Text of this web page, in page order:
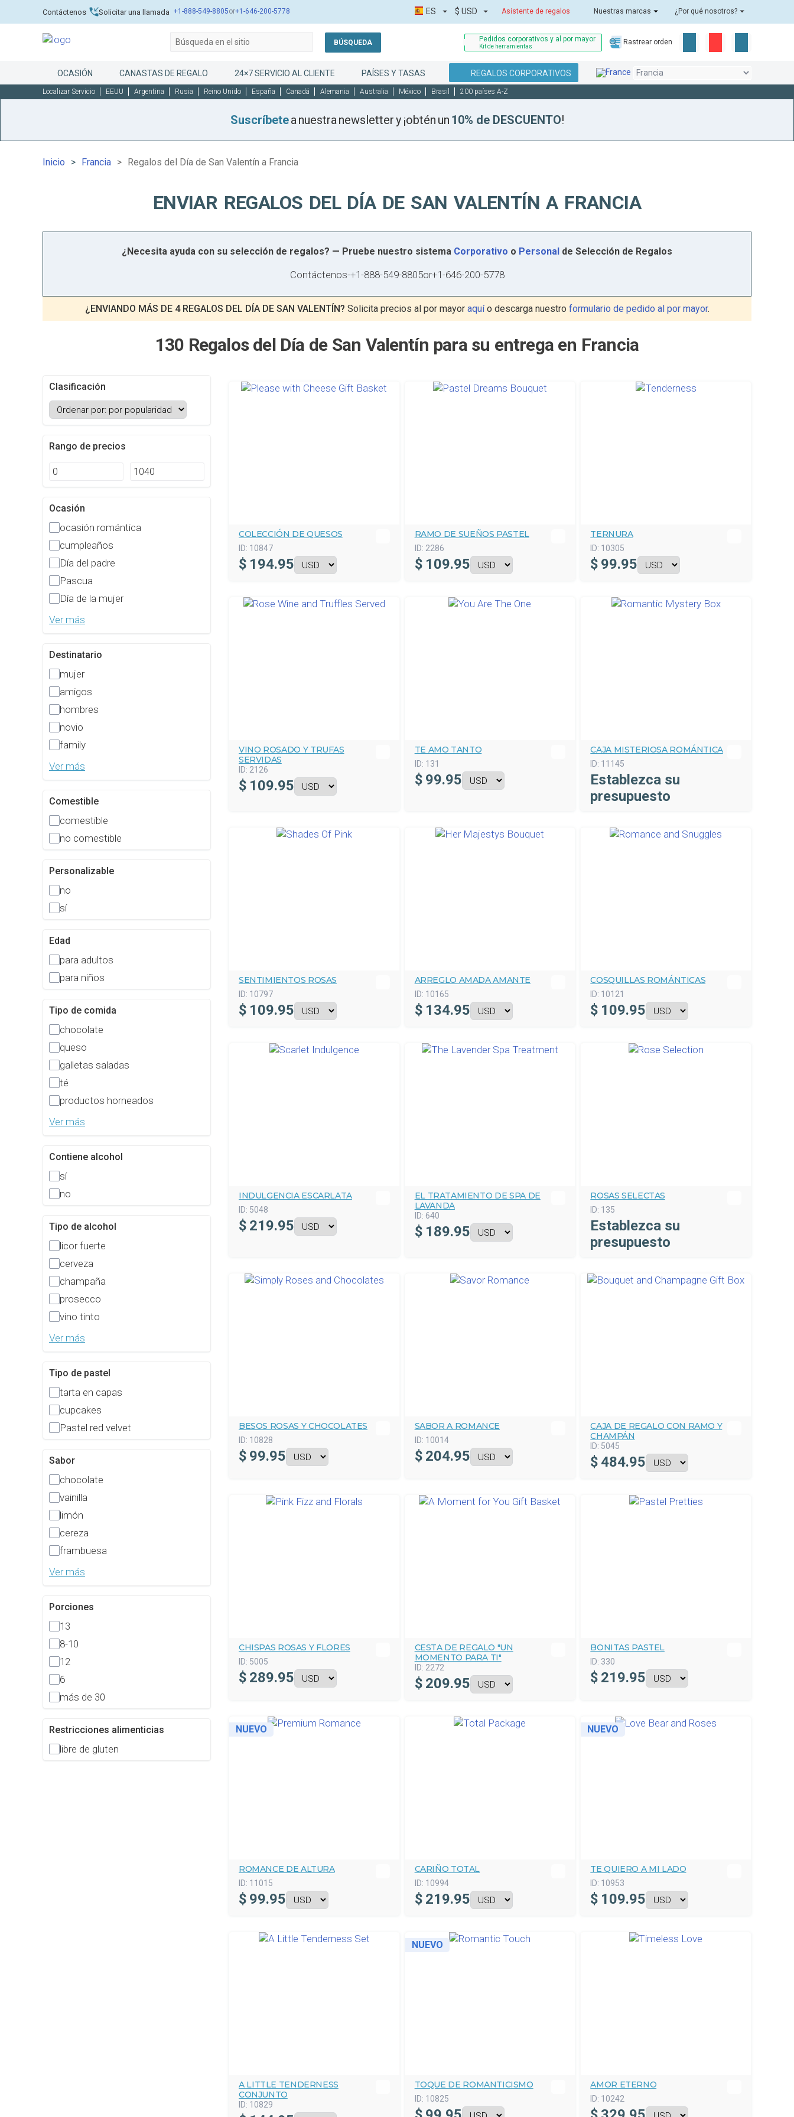
Contáctenos Solicitar una llamada +1-888-549-8805or+1-646-200-5778 Asistente de regalos Nuestras marcas ¿Por qué nosotros?
ES $ USD
BÚSQUEDA Pedidos corporativos y al por mayor
Kit de herramientas
Rastrear orden
OCASIÓN CANASTAS DE REGALO 24×7 SERVICIO AL CLIENTE PAÍSES Y TASAS REGALOS CORPORATIVOS
Localizar Servicio EEUU Argentina Rusia Reino Unido España Canadá Alemania Australia México Brasil 200 países A-Z
Suscríbetea nuestra newsletter y ¡obtén un 10% de DESCUENTO!
Inicio Francia Regalos del Día de San Valentín a Francia
ENVIAR REGALOS DEL DÍA DE SAN VALENTÍN A FRANCIA
¿Necesita ayuda con su selección de regalos? — Pruebe nuestro sistema Corporativo o Personal de Selección de Regalos
Contáctenos-+1-888-549-8805or+1-646-200-5778
¿ENVIANDO MÁS DE 4 REGALOS DEL DÍA DE SAN VALENTÍN? Solicita precios al por mayor aquío descarga nuestro formulario de pedido al por mayor.
130 Regalos del Día de San Valentín para su entrega en Francia
Clasificación
Rango de precios
Ocasión
ocasión romántica
cumpleaños
Día del padre
Pascua
Día de la mujer
Ver más
Destinatario
mujer
amigos
hombres
novio
family
Ver más
Comestible
comestible
no comestible
Personalizable
no
sí
Edad
para adultos
para niños
Tipo de comida
chocolate
queso
galletas saladas
té
productos horneados
Ver más
Contiene alcohol
sí
no
Tipo de alcohol
licor fuerte
cerveza
champaña
prosecco
vino tinto
Ver más
Tipo de pastel
tarta en capas
cupcakes
Pastel red velvet
Sabor
chocolate
vainilla
limón
cereza
frambuesa
Ver más
Porciones
13
8-10
12
6
más de 30
Restricciones alimenticias
libre de gluten
COLECCIÓN DE QUESOS
ID: 10847
$ 194.95
RAMO DE SUEÑOS PASTEL
ID: 2286
$ 109.95
TERNURA
ID: 10305
$ 99.95
VINO ROSADO Y TRUFAS
SERVIDAS
ID: 2126
$ 109.95
TE AMO TANTO
ID: 131
$ 99.95
CAJA MISTERIOSA ROMÁNTICA
ID: 11145
Establezca su
presupuesto
SENTIMIENTOS ROSAS
ID: 10797
$ 109.95
ARREGLO AMADA AMANTE
ID: 10165
$ 134.95
COSQUILLAS ROMÁNTICAS
ID: 10121
$ 109.95
INDULGENCIA ESCARLATA
ID: 5048
$ 219.95
EL TRATAMIENTO DE SPA DE
LAVANDA
ID: 640
$ 189.95
ROSAS SELECTAS
ID: 135
Establezca su
presupuesto
BESOS ROSAS Y CHOCOLATES
ID: 10828
$ 99.95
SABOR A ROMANCE
ID: 10014
$ 204.95
CAJA DE REGALO CON RAMO Y
CHAMPÁN
ID: 5045
$ 484.95
CHISPAS ROSAS Y FLORES
ID: 5005
$ 289.95
CESTA DE REGALO "UN
MOMENTO PARA TI"
ID: 2272
$ 209.95
BONITAS PASTEL
ID: 330
$ 219.95
NUEVO
ROMANCE DE ALTURA
ID: 11015
$ 99.95
CARIÑO TOTAL
ID: 10994
$ 219.95
NUEVO
TE QUIERO A MI LADO
ID: 10953
$ 109.95
A LITTLE TENDERNESS
CONJUNTO
ID: 10829
NUEVO
TOQUE DE ROMANTICISMO
ID: 10825
AMOR ETERNO
ID: 10242